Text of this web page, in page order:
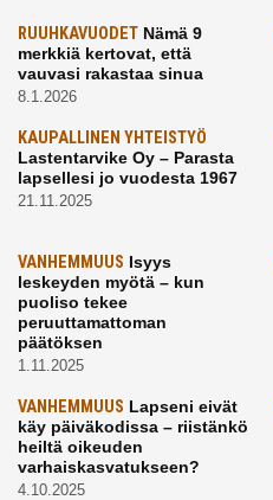
RUUHKAVUODET Nämä 9
merkkiä kertovat, että
vauvasi rakastaa sinua
8.1.2026
KAUPALLINEN YHTEISTYÖ
Lastentarvike Oy – Parasta
lapsellesi jo vuodesta 1967
21.11.2025
VANHEMMUUS Isyys
leskeyden myötä – kun
puoliso tekee
peruuttamattoman
päätöksen
1.11.2025
VANHEMMUUS Lapseni eivät
käy päiväkodissa – riistänkö
heiltä oikeuden
varhaiskasvatukseen?
4.10.2025